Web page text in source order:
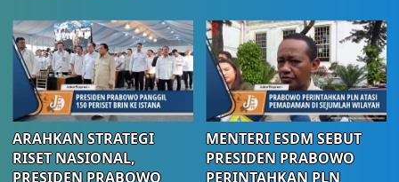
ARAHKAN STRATEGI
RISET NASIONAL,
PRESIDEN PRABOWO
MENTERI ESDM SEBUT
PRESIDEN PRABOWO
PERINTAHKAN PLN